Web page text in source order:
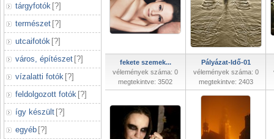
tárgyfotók [?]
természet [?]
utcaifotók [?]
város, építészet [?]
vízalatti fotók [?]
feldolgozott fotók [?]
így készült [?]
egyéb [?]
fekete szemek...
vélemények száma: 0
megtekintve: 3502
Pályázat-Idő-01
vélemények száma: 0
megtekintve: 2403